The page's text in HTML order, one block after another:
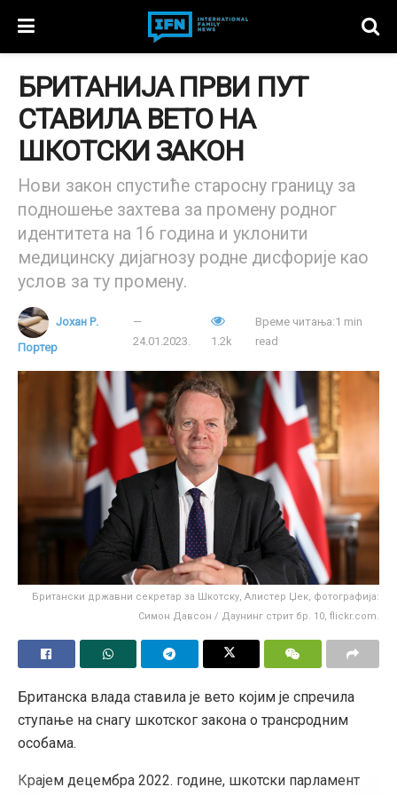
БРИТАНИЈА ПРВИ ПУТ
СТАВИЛА ВЕТО НА
ШКОТСКИ ЗАКОН
Нови закон спустиће старосну границу за
подношење захтева за промену родног
идентитета на 16 година и уклонити
медицинску дијагнозу родне дисфорије као
услов за ту промену.
Јохан Р.
Портер
24.01.2023. 1.2k
Време читања:1 min
read
Британски државни секретар за Шкотску, Алистер Џек, фотографија:
Симон Давсон / Даунинг стрит бр. 10, flickr.com.
Британска влада ставила је вето којим је спречила
ступање на снагу шкотског закона о трансродним
особама.
Крајем децембра 2022. године, шкотски парламент